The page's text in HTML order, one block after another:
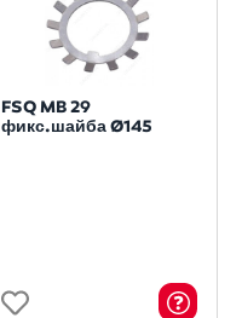
FSQ MB 29
фикс.шайба Ø145